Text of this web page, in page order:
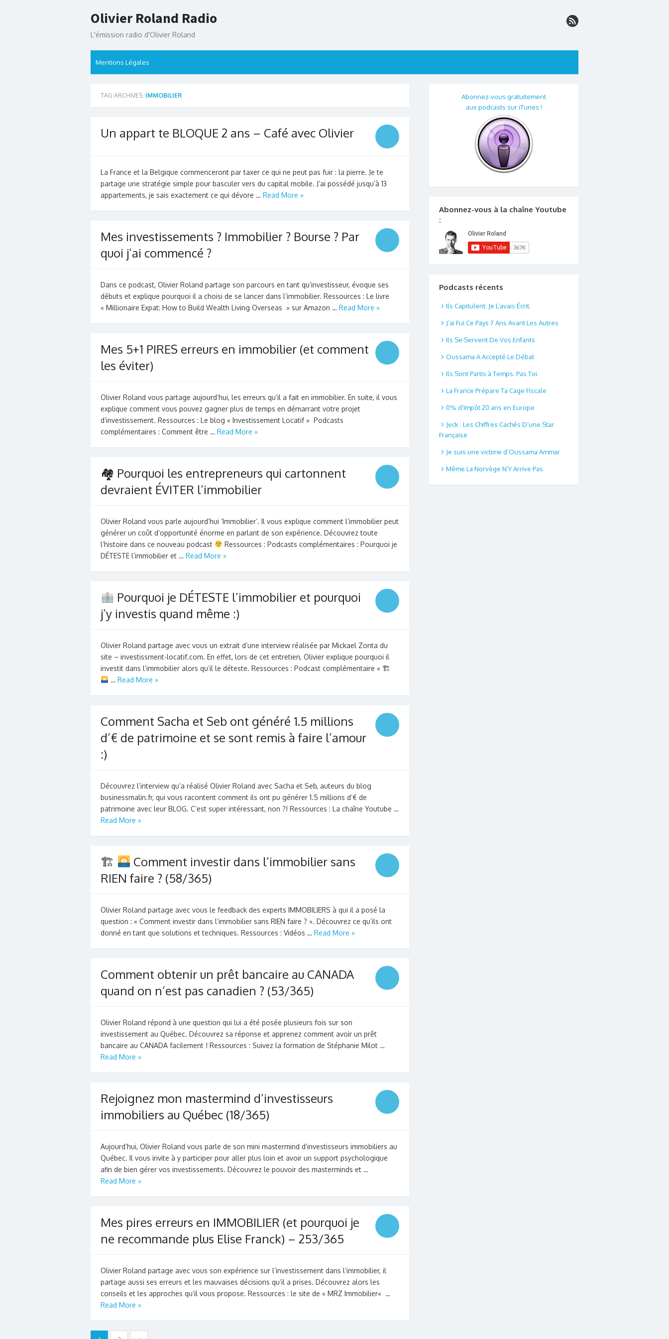
to
Olivier Roland Radio
L'émission radio d'Olivier Roland
Mentions Légales
TAG ARCHIVES: IMMOBILIER
Un appart te BLOQUE 2 ans – Café avec Olivier
La France et la Belgique commenceront par taxer ce qui ne peut pas fuir : la pierre. Je te
partage une stratégie simple pour basculer vers du capital mobile. J’ai possédé jusqu’à 13
appartements, je sais exactement ce qui dévore … Read More »
Mes investissements ? Immobilier ? Bourse ? Par
quoi j’ai commencé ?
Dans ce podcast, Olivier Roland partage son parcours en tant qu’investisseur, évoque ses
débuts et explique pourquoi il a choisi de se lancer dans l’immobilier. Ressources : Le livre
« Millionaire Expat: How to Build Wealth Living Overseas » sur Amazon … Read More »
Mes 5+1 PIRES erreurs en immobilier (et comment
les éviter)
Olivier Roland vous partage aujourd’hui, les erreurs qu’il a fait en immobilier. En suite, il vous
explique comment vous pouvez gagner plus de temps en démarrant votre projet
d’investissement. Ressources : Le blog « Investissement Locatif » Podcasts
complémentaires : Comment être … Read More »
🏘 Pourquoi les entrepreneurs qui cartonnent
devraient ÉVITER l’immobilier
Olivier Roland vous parle aujourd’hui ‘Immobilier’. Il vous explique comment l’immobilier peut
générer un coût d’opportunité énorme en parlant de son expérience. Découvrez toute
l’histoire dans ce nouveau podcast
Ressources : Podcasts complémentaires : Pourquoi je
DÉTESTE l’immobilier et … Read More »
Pourquoi je DÉTESTE l’immobilier et pourquoi
j’y investis quand même :)
Olivier Roland partage avec vous un extrait d’une interview réalisée par Mickael Zonta du
site – investissment-locatif.com. En effet, lors de cet entretien, Olivier explique pourquoi il
investit dans l’immobilier alors qu’il le déteste. Ressources : Podcast complémentaire « 🏗
… Read More »
Comment Sacha et Seb ont généré 1.5 millions
d’€ de patrimoine et se sont remis à faire l’amour
:)
Découvrez l’interview qu’a réalisé Olivier Roland avec Sacha et Seb, auteurs du blog
businessmalin.fr, qui vous racontent comment ils ont pu générer 1.5 millions d’€ de
patrimoine avec leur BLOG. C’est super intéressant, non ?! Ressources : La chaîne Youtube …
Read More »
🏗
Comment investir dans l’immobilier sans
RIEN faire ? (58/365)
Olivier Roland partage avec vous le feedback des experts IMMOBILIERS à qui il a posé la
question : « Comment investir dans l’immobilier sans RIEN faire ? ». Découvrez ce qu’ils ont
donné en tant que solutions et techniques. Ressources : Vidéos … Read More »
Comment obtenir un prêt bancaire au CANADA
quand on n’est pas canadien ? (53/365)
Olivier Roland répond à une question qui lui a été posée plusieurs fois sur son
investissement au Québec. Découvrez sa réponse et apprenez comment avoir un prêt
bancaire au CANADA facilement ! Ressources : Suivez la formation de Stéphanie Milot …
Read More »
Rejoignez mon mastermind d’investisseurs
immobiliers au Québec (18/365)
Aujourd’hui, Olivier Roland vous parle de son mini mastermind d’investisseurs immobiliers au
Québec. Il vous invite à y participer pour aller plus loin et avoir un support psychologique
afin de bien gérer vos investissements. Découvrez le pouvoir des masterminds et …
Read More »
Mes pires erreurs en IMMOBILIER (et pourquoi je
ne recommande plus Elise Franck) – 253/365
Olivier Roland partage avec vous son expérience sur l’investissement dans l’immobilier, il
partage aussi ses erreurs et les mauvaises décisions qu’il a prises. Découvrez alors les
conseils et les approches qu’il vous propose. Ressources : le site de « MRZ Immobilier« …
Read More »
Abonnez-vous gratuitement
aux podcasts sur iTunes !
Abonnez-vous à la chaîne Youtube
:
Podcasts récents
Ils Capitulent. Je L’avais Écrit.
J’ai Fui Ce Pays 7 Ans Avant Les Autres
Ils Se Servent De Vos Enfants
Oussama A Accepté Le Débat
Ils Sont Partis à Temps. Pas Toi.
La France Prépare Ta Cage Fiscale
0% d’Impôt 20 ans en Europe
Jeck : Les Chiffres Cachés D’une Star
Française
Je suis une victime d’Oussama Ammar
Même La Norvège N’Y Arrive Pas